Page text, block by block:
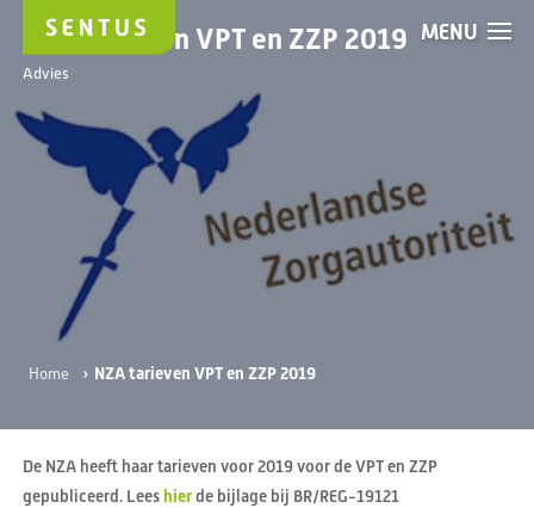
Advies
MENU
NZA tarieven VPT en ZZP 2019
Home › NZA tarieven VPT en ZZP 2019
De NZA heeft haar tarieven voor 2019 voor de VPT en ZZP
gepubliceerd. Lees hierde bijlage bij BR/REG-19121